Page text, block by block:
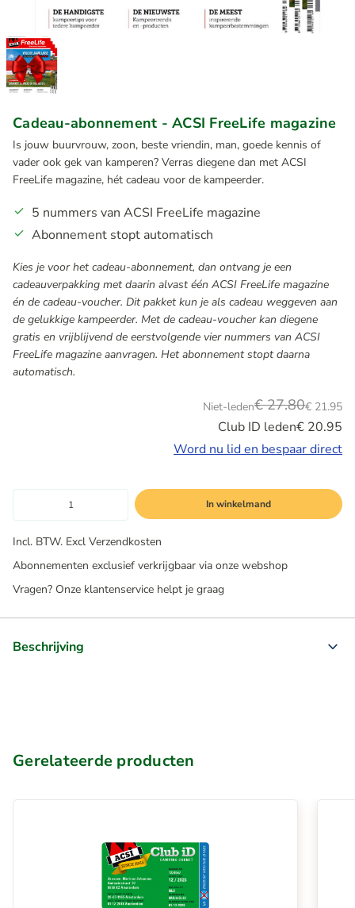
Cadeau-abonnement - ACSI FreeLife magazine
Is jouw buurvrouw, zoon, beste vriendin, man, goede kennis of
vader ook gek van kamperen? Verras diegene dan met ACSI
FreeLife magazine, hét cadeau voor de kampeerder.
5 nummers van ACSI FreeLife magazine
Abonnement stopt automatisch
Kies je voor het cadeau-abonnement, dan ontvang je een
cadeauverpakking met daarin alvast één ACSI FreeLife magazine
én de cadeau-voucher. Dit pakket kun je als cadeau weggeven aan
de gelukkige kampeerder. Met de cadeau-voucher kan diegene
gratis en vrijblijvend de eerstvolgende vier nummers van ACSI
FreeLife magazine aanvragen. Het abonnement stopt daarna
automatisch.
Niet-leden€ 27.80€ 21.95
Club ID leden€ 20.95
Word nu lid en bespaar direct
In winkelmand
Incl. BTW. Excl Verzendkosten
Abonnementen exclusief verkrijgbaar via onze webshop
Vragen? Onze klantenservice helpt je graag
Beschrijving
Gerelateerde producten